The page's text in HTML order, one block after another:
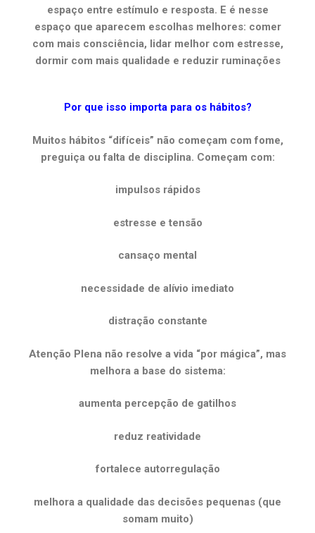
espaço entre estímulo e resposta. E é nesse
espaço que aparecem escolhas melhores: comer
com mais consciência, lidar melhor com estresse,
dormir com mais qualidade e reduzir ruminações
Por que isso importa para os hábitos?
Muitos hábitos “difíceis” não começam com fome,
preguiça ou falta de disciplina. Começam com:
impulsos rápidos
estresse e tensão
cansaço mental
necessidade de alívio imediato
distração constante
Atenção Plena não resolve a vida “por mágica”, mas
melhora a base do sistema:
aumenta percepção de gatilhos
reduz reatividade
fortalece autorregulação
melhora a qualidade das decisões pequenas (que
somam muito)